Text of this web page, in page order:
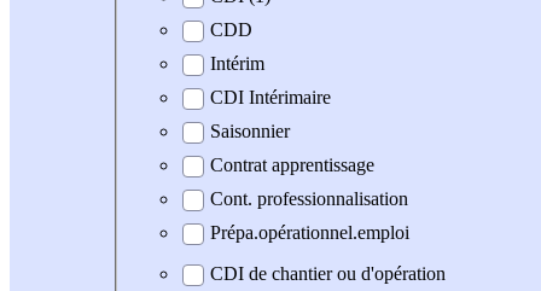
CDD
Intérim
CDI Intérimaire
Saisonnier
Contrat apprentissage
Cont. professionnalisation
Prépa.opérationnel.emploi
CDI de chantier ou d'opération